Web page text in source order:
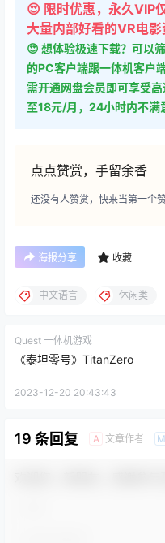
😍 限时优惠，永久VIP
大量内部好看的VR电影
😍 想体验极速下载？可以
的PC客户端跟一体机客户
需开通网盘会员即可享受
至18元/月，24小时内不满
点点赞赏，手留余香
还没有人赞赏，快来当第一个赞
海报分享 收藏
中文语言 休闲类
Quest 一体机游戏
《泰坦零号》TitanZero
2023-12-20 20:43:43
19 条回复 A 文章作者 M